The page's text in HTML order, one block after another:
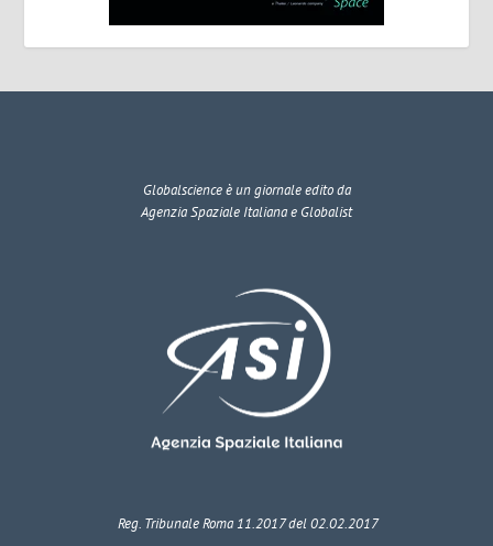
Globalscienceè un giornale edito da
Agenzia Spaziale Italiana e Globalist
Reg. Tribunale Roma 11.2017 del 02.02.2017